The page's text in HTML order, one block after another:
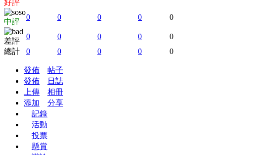
好評
中評
0 0 0 0 0
差評
0 0 0 0
0
總計
0 0 0 0 0
發佈
帖子
發佈
日誌
上傳
相冊
添加
分享
記錄
活動
投票
懸賞